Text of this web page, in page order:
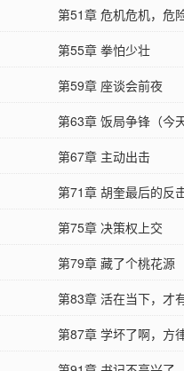
第51章 危机危机，危
第55章 拳怕少壮
第59章 座谈会前夜
第63章 饭局争锋（今
第67章 主动出击
第71章 胡奎最后的反
第75章 决策权上交
第79章 藏了个桃花源
第83章 活在当下，才
第87章 学坏了啊，方